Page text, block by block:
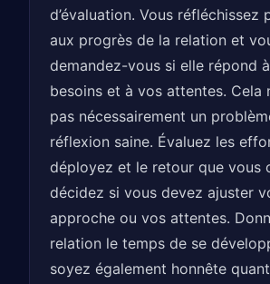
d’évaluation. Vous réfléchissez
aux progrès de la relation et
demandez-vous si elle répond
besoins et à vos attentes. Cela
pas nécessairement un
réflexion saine. Évaluez les
déployez et le retour que vous
décidez si vous devez ajuster
approche ou vos attentes.
relation le temps de se
soyez également honnête